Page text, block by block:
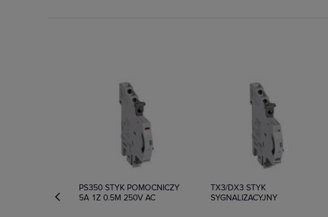
PS350 STYK POMOCNICZY
5A 1Z 0.5M 250V AC
TX3/DX3 STYK
SYGNALIZACYJNY